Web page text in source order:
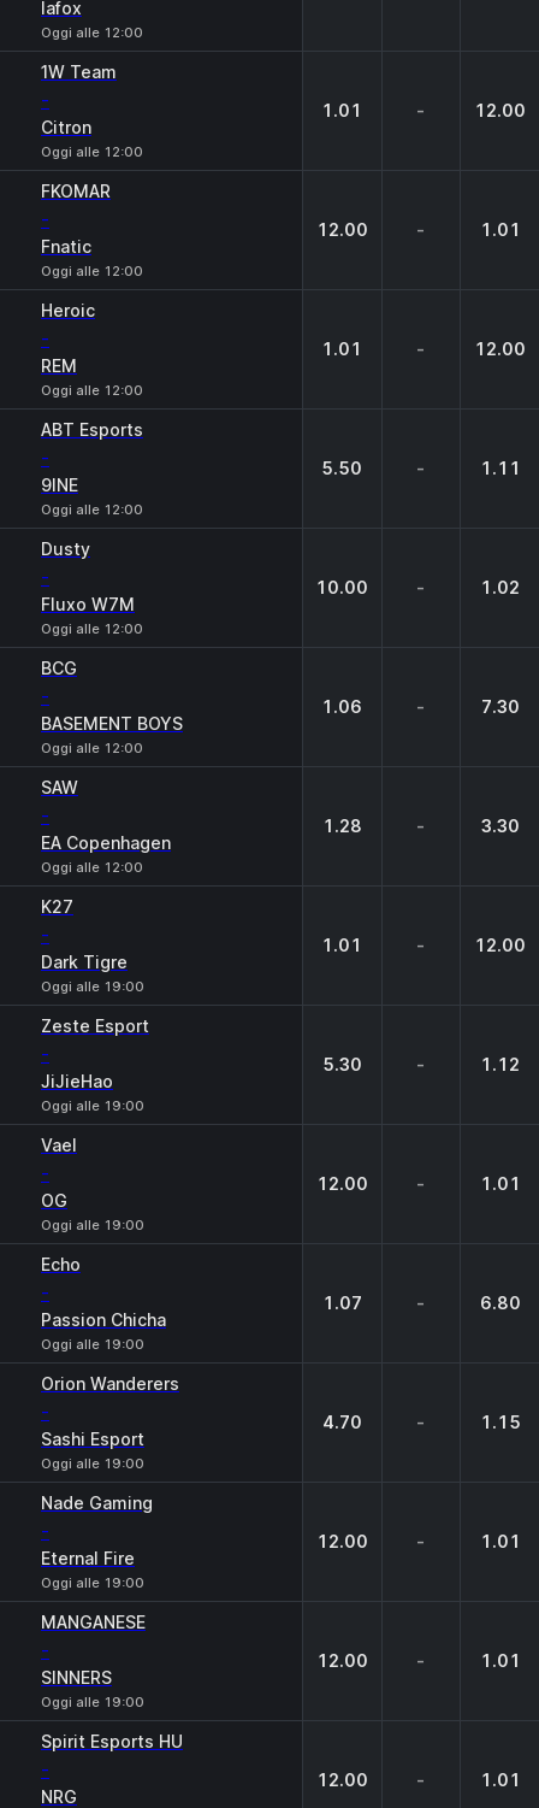
lafox
Oggi alle 12:00
1W Team
-
Citron
Oggi alle 12:00
1.01 - 12.00
FKOMAR
-
Fnatic
Oggi alle 12:00
12.00 - 1.01
Heroic
-
REM
Oggi alle 12:00
1.01 - 12.00
ABT Esports
-
9INE
Oggi alle 12:00
5.50 - 1.11
Dusty
-
Fluxo W7M
Oggi alle 12:00
10.00 - 1.02
BCG
-
BASEMENT BOYS
Oggi alle 12:00
1.06 - 7.30
SAW
-
EA Copenhagen
Oggi alle 12:00
1.28 - 3.30
K27
-
Dark Tigre
Oggi alle 19:00
1.01 - 12.00
Zeste Esport
-
JiJieHao
Oggi alle 19:00
5.30 - 1.12
Vael
-
OG
Oggi alle 19:00
12.00 - 1.01
Echo
-
Passion Chicha
Oggi alle 19:00
1.07 - 6.80
Orion Wanderers
-
Sashi Esport
Oggi alle 19:00
4.70 - 1.15
Nade Gaming
-
Eternal Fire
Oggi alle 19:00
12.00 - 1.01
MANGANESE
-
SINNERS
Oggi alle 19:00
12.00 - 1.01
Spirit Esports HU
-
NRG
12.00 - 1.01